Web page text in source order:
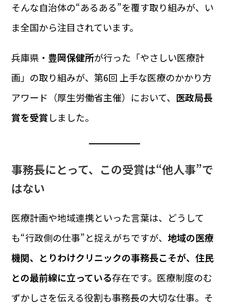
そんな自治体の“あるある”を覆す取り組みが、い
ま全国から注目されています。
兵庫県・ 豊岡保健所が行った「やさしい医療計
画」の取り組みが、第6回 上手な医療のかかり方
アワード（厚生労働省主催）において、 医政局長
賞を受賞しました。
事務長にとって、この受賞は“他人事”で
はない
医療計画や地域連携といった言葉は、どうして
も“行政側の仕事”と捉えがちですが、地域の医療
機関、とりわけクリニックの事務長こそが、住民
との最前線に立っている存在です。医療制度のむ
ずかしさを伝える役割も事務長の大切な仕事。そ